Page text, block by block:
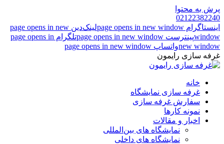
پرش به محتوا
02122382240
اینستاگرام page opens in new window
لینک‌دین page opens in new
windowپینترست page opens in new window
تلگرام page opens in
new windowواتساپ page opens in new window
غرفه سازی رایمون
خانه
غرفه سازی نمایشگاه
سفارش غرفه سازی
نمونه کارها
اخبار و مقالات
نمایشگاه های بین‌المللی
نمایشگاه های داخلی